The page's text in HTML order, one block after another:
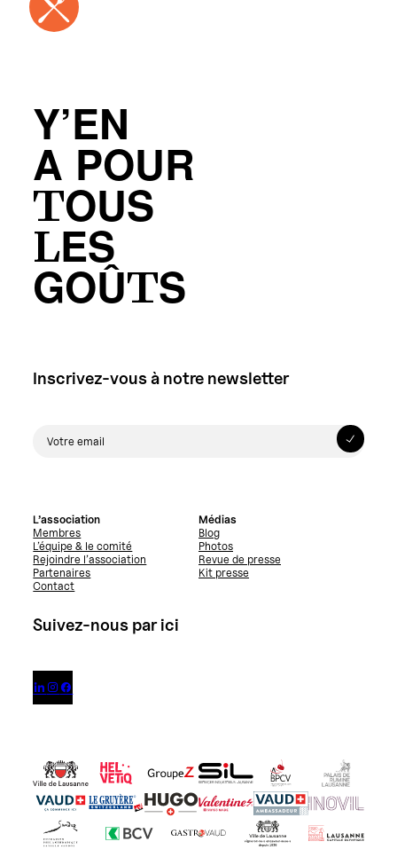
Y’EN
A POUR
TOUS
LES
GOÛTS
Inscrivez-vous à notre newsletter
L’association
Membres
L’équipe & le comité
Rejoindre l’association
Partenaires
Contact
Médias
Blog
Photos
Revue de presse
Kit presse
Suivez-nous par ici
  